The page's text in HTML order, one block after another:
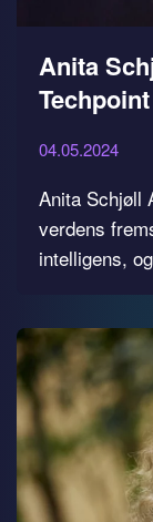
Anita
04.05.2024
Anita Schjøll
verdens
intelligens,